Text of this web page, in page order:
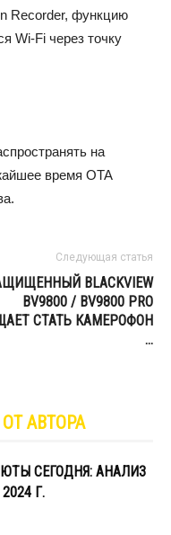
Recorder, функцию
Wi-Fi через точку
на
время OTA
Следующая статья
BLACKVIEW
BV9800 / BV9800 PRO
СТАТЬ КАМЕРОФОН
…
АВТОРА
СЕГОДНЯ: АНАЛИЗ
Г.